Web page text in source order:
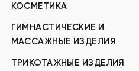
КОСМЕТИКА
ГИМНАСТИЧЕСКИЕ И
МАССАЖНЫЕ ИЗДЕЛИЯ
ТРИКОТАЖНЫЕ ИЗДЕЛИЯ